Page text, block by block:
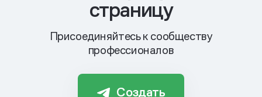
страницу
Присоединяйтесь к сообществу
профессионалов
Создать